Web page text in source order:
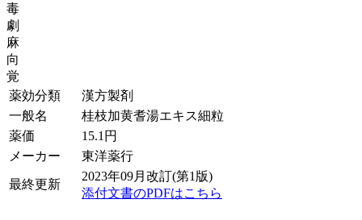
毒
劇
麻
向
覚
薬効分類
漢方製剤
一般名
桂枝加黄耆湯エキス細粒
薬価
15.1 円
メーカー
東洋薬行
最終更新
2023年09月改訂(第1版)
添付文書のPDFはこちら